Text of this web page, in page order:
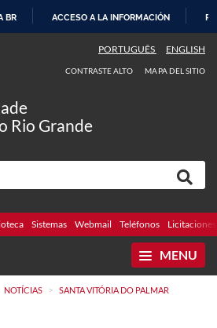
CONTENIDO
BR ACCESO A LA INFORMACIÓN
PORTUGUÊS ENGLISH
CONTRASTE ALTO MAPA DEL SITIO
Rio Grande
Sistemas Webmail Teléfonos Licitaciones
MENU
NOTÍCIAS > SANTA VITÓRIA DO PALMAR